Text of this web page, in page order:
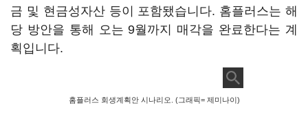
금 및 현금성자산 등이 포함됐습니다. 홈플러스는 해
당 방안을 통해 오는 9월까지 매각을 완료한다는 계
획입니다.
홈플러스 회생계획안 시나리오. (그래픽= 제미나이)